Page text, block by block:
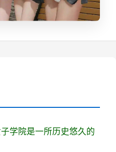
学院是一所历史悠久的